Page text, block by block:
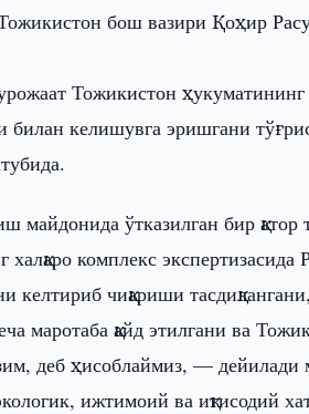
бош вазири Қоҳир
Тожикистон
билан келишувга эришгани
ўтказилган бир қатор
халқаро комплекс
келтириб чиқариши
маротаба қайд этилгани ва
деб ҳисоблаймиз, —
ижтимоий ва иқтисодий